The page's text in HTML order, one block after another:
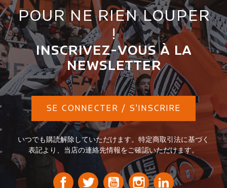
POUR NE RIEN LOUPER
!
INSCRIVEZ-VOUS À LA
NEWSLETTER
SE CONNECTER / S'INSCRIRE
いつでも購読解除していただけます。特定商取引法に基づく
表記より、当店の連絡先情報をご確認いただけます。